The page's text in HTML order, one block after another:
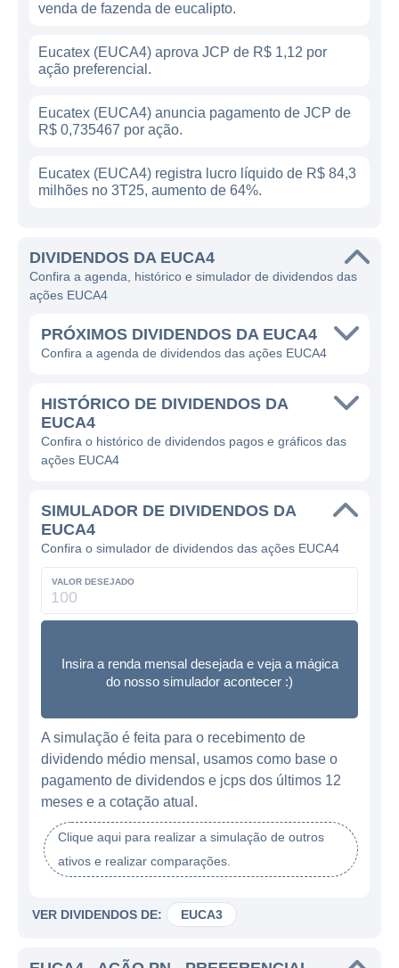
venda de fazenda de eucalipto.
Eucatex (EUCA4) aprova JCP de R$ 1,12 por
ação preferencial.
Eucatex (EUCA4) anuncia pagamento de JCP de
R$ 0,735467 por ação.
Eucatex (EUCA4) registra lucro líquido de R$ 84,3
milhões no 3T25, aumento de 64%.
DIVIDENDOS DA EUCA4
Confira a agenda, histórico e simulador de dividendos das
ações EUCA4
PRÓXIMOS DIVIDENDOS DA EUCA4
Confira a agenda de dividendos das ações EUCA4
HISTÓRICO DE DIVIDENDOS DA
EUCA4
Confira o histórico de dividendos pagos e gráficos das
ações EUCA4
SIMULADOR DE DIVIDENDOS DA
EUCA4
Confira o simulador de dividendos das ações EUCA4
VALOR DESEJADO
Insira a renda mensal desejada e veja a mágica
do nosso simulador acontecer :)
A simulação é feita para o recebimento de
dividendo médio mensal, usamos como base o
pagamento de dividendos e jcps dos últimos 12
meses e a cotação atual.
Clique aqui para realizar a simulação de outros
ativos e realizar comparações.
VER DIVIDENDOS DE: EUCA3